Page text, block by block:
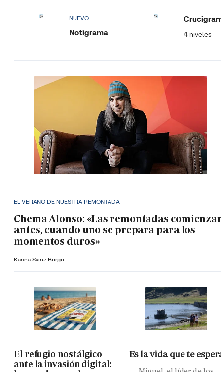
NUEVO
Notigrama 4 niveles
EL VERANO DE NUESTRA REMONTADA
Chema Alonso: «Las remontadas
antes, cuando uno se prepara para los
momentos duros»
Karina Sainz Borgo
El refugio nostálgico
ante la invasión digital:
Es la vida que te